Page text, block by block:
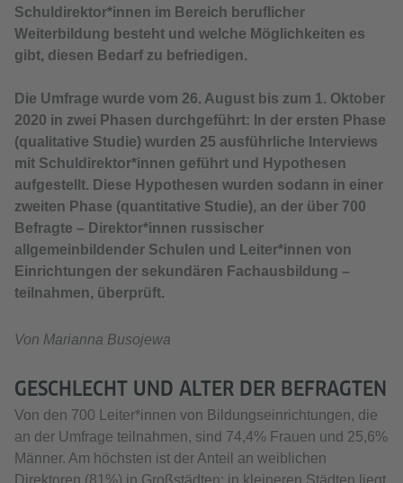
Schuldirektor*innen im Bereich beruflicher
Weiterbildung besteht und welche Möglichkeiten es
gibt, diesen Bedarf zu befriedigen.
Die Umfrage wurde vom 26. August bis zum 1. Oktober
2020 in zwei Phasen durchgeführt: In der ersten Phase
(qualitative Studie) wurden 25 ausführliche Interviews
mit Schuldirektor*innen geführt und Hypothesen
aufgestellt. Diese Hypothesen wurden sodann in einer
zweiten Phase (quantitative Studie), an der über 700
Befragte – Direktor*innen russischer
allgemeinbildender Schulen und Leiter*innen von
Einrichtungen der sekundären Fachausbildung –
teilnahmen, überprüft.
Von Marianna Busojewa
GESCHLECHT UND ALTER DER BEFRAGTEN
Von den 700 Leiter*innen von Bildungseinrichtungen, die
an der Umfrage teilnahmen, sind 74,4% Frauen und 25,6%
Männer. Am höchsten ist der Anteil an weiblichen